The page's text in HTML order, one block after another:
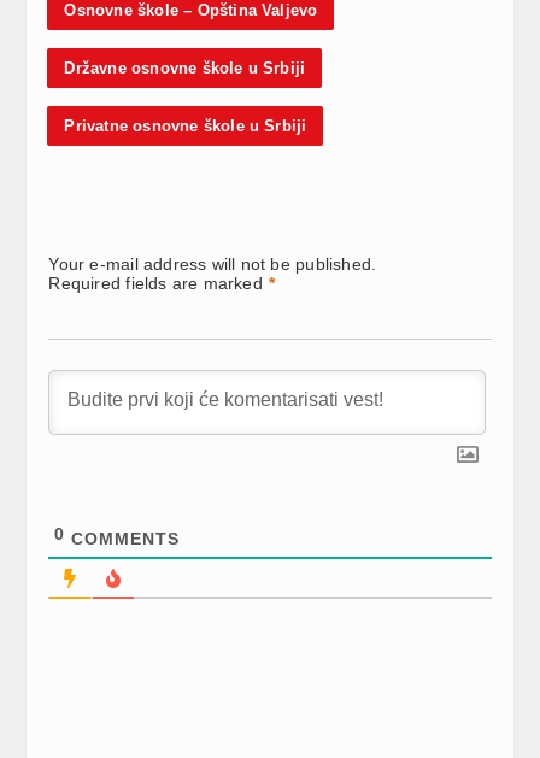
Osnovne škole – Opština Valjevo
Državne osnovne škole u Srbiji
Privatne osnovne škole u Srbiji
Your e-mail address will not be published.
Required fields are marked *
0 COMMENTS